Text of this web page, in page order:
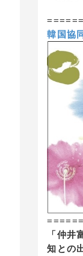
韓国協
「仲
知との